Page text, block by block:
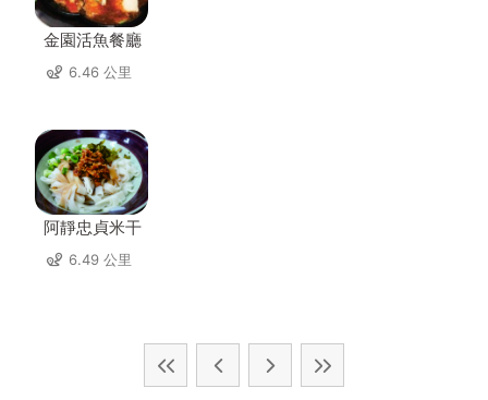
金園活魚餐廳
6.46 公里
阿靜忠貞米干
6.49 公里